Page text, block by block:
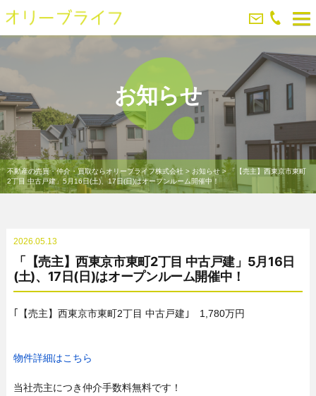
お知らせ
不動産の売買・仲介・買取ならオリーブライフ株式会社 > お知らせ> 「【売主】西東京市東町
2丁目 中古戸建」5月16日(土)、17日(日)はオープンルーム開催中！
2026.05.13
「【売主】西東京市東町2丁目 中古戸建」5月16日
(土)、17日(日)はオープンルーム開催中！
｢【売主】西東京市東町2丁目 中古戸建｣ 1,780万円
物件詳細はこちら
当社売主につき仲介手数料無料です！